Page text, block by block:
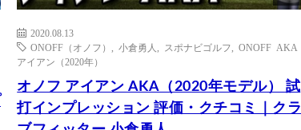
2020.08.13
ONOFF（オノフ）
,小倉勇人 スポナビゴルフ ,ONOFF AKA
アイアン（2020年）
オノフ アイアン AKA（2020年モデル） 試
打インプレッション 評価・クチコミ｜クラ